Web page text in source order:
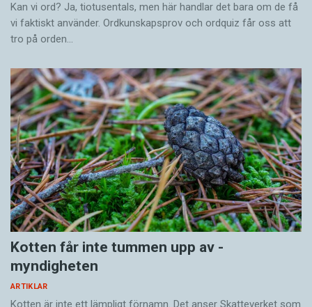
Kan vi ord? Ja, tiotusentals, men här handlar det bara om de få
vi faktiskt använder. Ordkunskapsprov och ordquiz får oss att
tro på orden…
Kotten får inte tummen upp av ­
myndigheten
ARTIKLAR